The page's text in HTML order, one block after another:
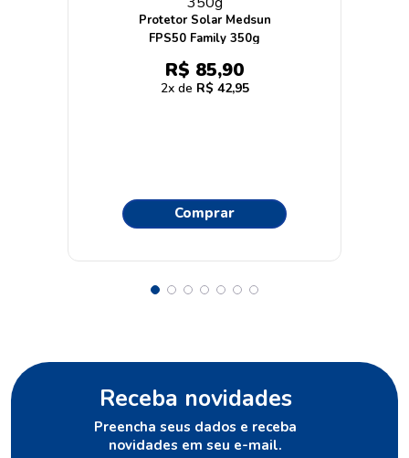
Protetor Solar Medsun
FPS50 Family 350g
R$ 85,90
2 R$ 42,95
Comprar
Receba novidades
Preencha seus dados e receba
novidades em seu e-mail.